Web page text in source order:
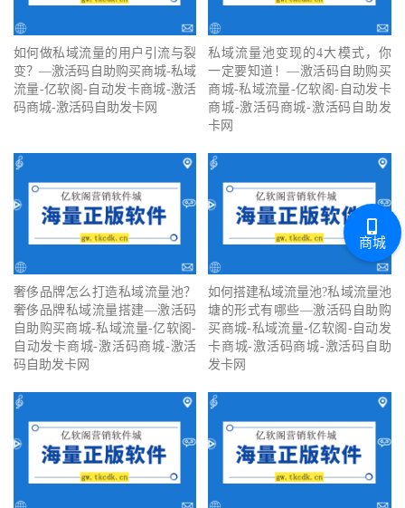
如何做私域流量的用户引流与裂
变？—激活码自助购买商城-私域
流量-亿软阁-自动发卡商城-激活
码商城-激活码自助发卡网
私域流量池变现的4大模式，你
一定要知道！—激活码自助购买
商城-私域流量-亿软阁-自动发卡
商城-激活码商城-激活码自助发
卡网
奢侈品牌怎么打造私域流量池？
奢侈品牌私域流量搭建—激活码
自助购买商城-私域流量-亿软阁-
自动发卡商城-激活码商城-激活
码自助发卡网
如何搭建私域流量池?私域流量池
塘的形式有哪些—激活码自助购
买商城-私域流量-亿软阁-自动发
卡商城-激活码商城-激活码自助
发卡网
商城